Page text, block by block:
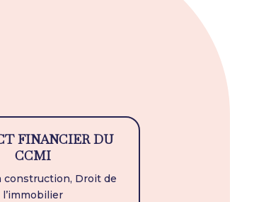
FINANCIER DU
CCMI
construction, Droit de
l’immobilier